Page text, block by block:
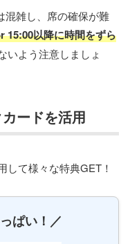
混雑し、席の確保が難
15:00以降に時間をずら
いよう注意しましょ
ードを活用
して様々な特典GET！
ぱい！／